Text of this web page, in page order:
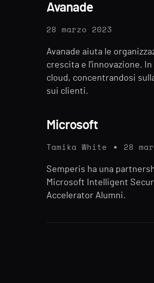
Avanade
28 marzo 2023
Avanade aiuta le
crescita e l'innovazione.
cloud, concentrandosi
sui clienti.
Microsoft
Tamika White 28
Semperis ha una
Microsoft Intelligent
Accelerator Alumni.